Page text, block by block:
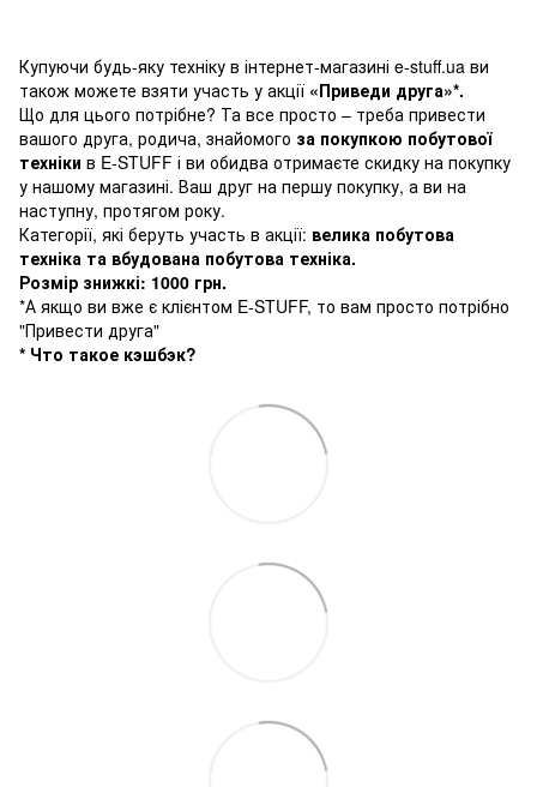
Купуючи будь-яку техніку в інтернет-магазині e-stuff.ua ви
також можете взяти участь у акції «Приведи друга»*.
Що для цього потрібне? Та все просто – треба привести
вашого друга, родича, знайомого за покупкою побутової
техніки в E-STUFF і ви обидва отримаєте скидку на покупку
у нашому магазині. Ваш друг на першу покупку, а ви на
наступну, протягом року.
Категорії, які беруть участь в акції: велика побутова
техніка та вбудована побутова техніка.
Розмір знижкі: 1000 грн.
*А якщо ви вже є клієнтом E-STUFF, то вам просто потрібно
"Привести друга"
* Что такое кэшбэк?